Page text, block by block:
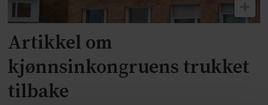
Artikkel om
kjønnsinkongruens trukket
tilbake